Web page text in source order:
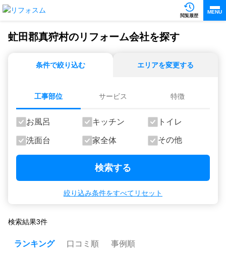
閲覧履歴
MENU
虻田郡真狩村のリフォーム会社を探す
条件で絞り込む エリアを変更する
工事部位 サービス 特徴
お風呂 キッチン トイレ
洗面台 家全体 その他
検索する
絞り込み条件をすべてリセット
検索結果3件
ランキング 口コミ順 事例順